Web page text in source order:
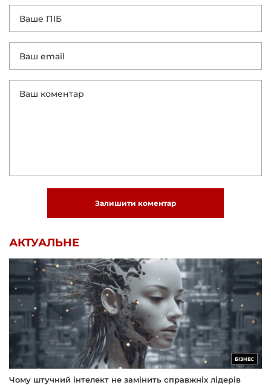
Залишити коментар
АКТУАЛЬНЕ
БІЗНЕС
Чому штучний інтелект не замінить справжніх лідерів